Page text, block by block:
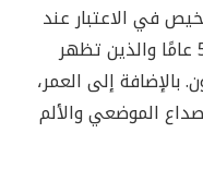
في الاعتبار عند
الأشخاص الذين تزيد أعمارهم عن 50 عامًا والذين تظهر
إلى العمر،
الموضعي والألم